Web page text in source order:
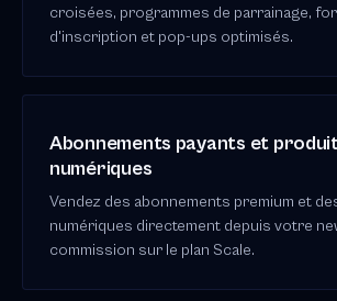
croisées, programmes de parrainage,
d'inscription et pop-ups optimisés.
Abonnements payants et
numériques
Vendez des abonnements premium et
numériques directement depuis votre
commission sur le plan Scale.